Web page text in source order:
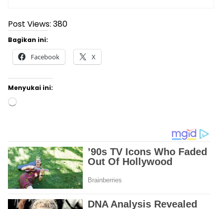
Post Views: 380
Bagikan ini:
Facebook X
Menyukai ini:
Memuat...